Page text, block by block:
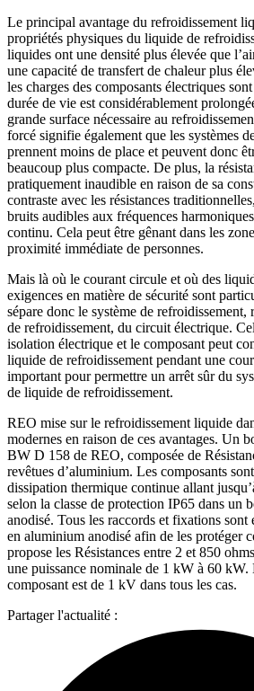
Le principal avantage du refroidissement
propriétés physiques du liquide de
liquides ont une densité plus élevée que
une capacité de transfert de chaleur plus
les charges des composants électriques
durée de vie est considérablement
grande surface nécessaire au
forcé signifie également que les systèmes
prennent moins de place et peuvent donc
beaucoup plus compacte. De plus, la
pratiquement inaudible en raison de sa
contraste avec les résistances
bruits audibles aux fréquences
continu. Cela peut être gênant dans les
proximité immédiate de personnes.
Mais là où le courant circule et où des
exigences en matière de sécurité sont
sépare donc le système de
de refroidissement, du circuit électrique.
isolation électrique et le composant peut
liquide de refroidissement pendant une
important pour permettre un arrêt sûr du
de liquide de refroidissement.
REO mise sur le refroidissement liquide
modernes en raison de ces avantages. Un
BW D 158 de REO, composée de
revêtues d’aluminium. Les composants
dissipation thermique continue allant
selon la classe de protection IP65 dans un
anodisé. Tous les raccords et fixations
en aluminium anodisé afin de les protéger
propose les Résistances entre 2 et 850
une puissance nominale de 1 kW à 60
composant est de 1 kV dans tous les cas.
Partager l'actualité :